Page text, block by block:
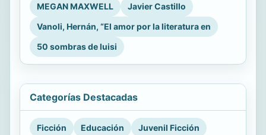
MEGAN MAXWELL
Javier Castillo
Vanoli, Hernán, “El amor por la literatura en
50 sombras de luisi
Categorías Destacadas
Ficción Educación
Juvenil Ficción